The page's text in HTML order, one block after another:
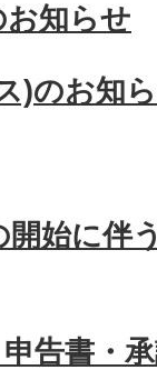
知らせ
)のお知
始に伴
告書・